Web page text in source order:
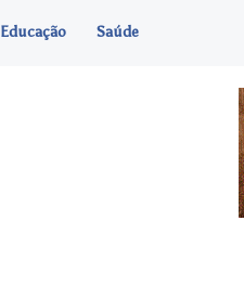
Educação Saúde